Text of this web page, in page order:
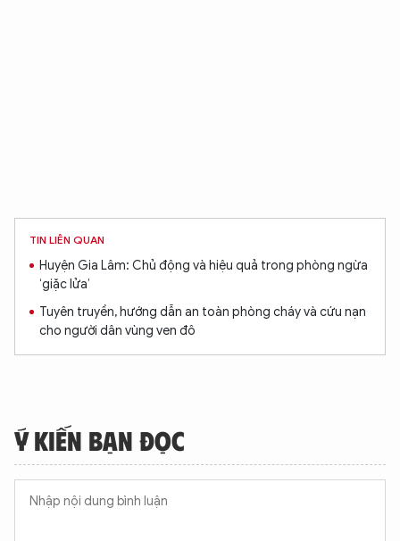
TIN LIÊN QUAN
Huyện Gia Lâm: Chủ động và hiệu quả trong phòng ngừa
‘giặc lửa’
Tuyên truyền, hướng dẫn an toàn phòng cháy và cứu nạn
cho người dân vùng ven đô
Ý KIẾN BẠN ĐỌC
XIN CHÀO,
TÔI LÀ CHATBOT CỦA
Hãy hỏi tôi bất kỳ điều gì bạn cần biết về